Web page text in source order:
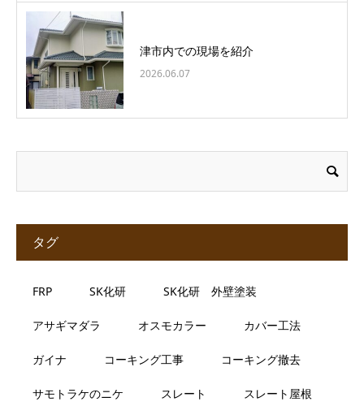
津市内での現場を紹介
2026.06.07
タグ
FRP SK化研 SK化研 外壁塗装
アサギマダラ オスモカラー カバー工法
ガイナ コーキング工事 コーキング撤去
サモトラケのニケ スレート スレート屋根